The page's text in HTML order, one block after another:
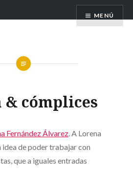
DE TIFONES
MENÚ
& cómplices
Fernández Álvarez. A Lorena
idea de poder trabajar con
que a iguales entradas